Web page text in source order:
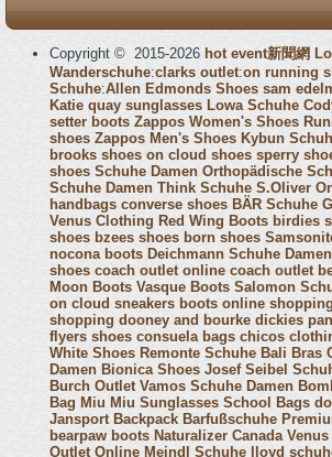
Copyright © 2015-2026 hot event新聞網
Wanderschuhe:clarks outlet:on running
Schuhe:Allen Edmonds Shoes sam
Katie quay sunglasses Lowa Schuhe
setter boots Zappos Women's Shoes
shoes Zappos Men's Shoes Kybun
brooks shoes on cloud shoes sperry
shoes Schuhe Damen Orthopädische
Schuhe Damen Think Schuhe S.Oliver
handbags converse shoes BÄR Schuhe
Venus Clothing Red Wing Boots birdies
shoes bzees shoes born shoes
nocona boots Deichmann Schuhe Damen
shoes coach outlet online coach outlet
Moon Boots Vasque Boots Salomon
on cloud sneakers boots online shopping
shopping dooney and bourke dickies
flyers shoes consuela bags chicos
White Shoes Remonte Schuhe Bali Bras
Damen Bionica Shoes Josef Seibel
Burch Outlet Vamos Schuhe Damen
Bag Miu Miu Sunglasses School Bags
Jansport Backpack Barfußschuhe
bearpaw boots Naturalizer Canada
Outlet Online Meindl Schuhe lloyd